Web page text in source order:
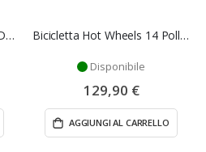
Bici 12 pollici Bing bimbo - Dino Bike Bicicletta Hot Wheels 14 Pollici bimbo - Dino Bikes
Disponibile
129,90 €
AGGIUNGI AL CARRELLO